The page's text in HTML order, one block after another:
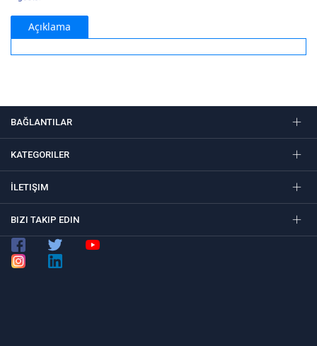
Açıklama
BAĞLANTILAR
KATEGORILER
İLETIŞIM
BIZI TAKIP EDIN